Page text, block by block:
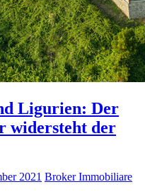
Ligurien: Der
widersteht der
2021 Broker Immobiliare